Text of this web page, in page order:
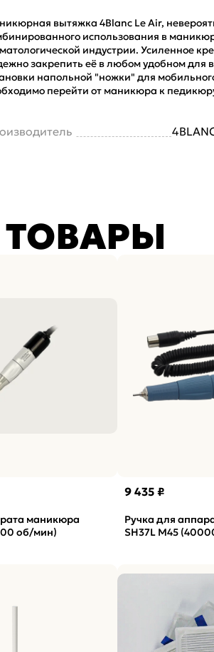
вытяжка 4Blanc Le Air,
использования в
индустрии. Усиленное
закрепить её в любом удобном для
напольной "ножки" для
перейти от маникюра к
маникюра
об/мин)
9 435 ₽
Ручка для
SH37L M45